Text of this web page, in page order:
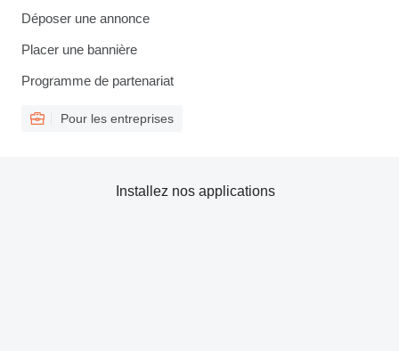
Déposer une annonce
Placer une bannière
Programme de partenariat
Pour les entreprises
Installez nos applications